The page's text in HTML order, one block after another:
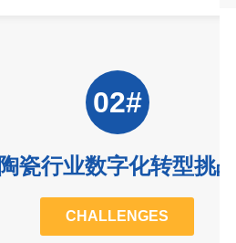
02#
陶瓷行业数字化转型挑
CHALLENGES